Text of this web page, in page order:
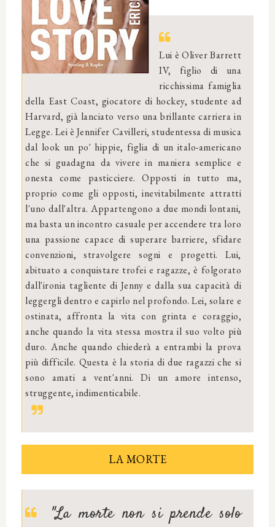
Lui è Oliver Barrett
IV, figlio di una
ricchissima famiglia
della East Coast, giocatore di hockey, studente ad
Harvard, già lanciato verso una brillante carriera in
Legge. Lei è Jennifer Cavilleri, studentessa di musica
dal look un po' hippie, figlia di un italo-americano
che si guadagna da vivere in maniera semplice e
onesta come pasticciere. Opposti in tutto ma,
proprio come gli opposti, inevitabilmente attratti
l'uno dall'altra. Appartengono a due mondi lontani,
ma basta un incontro casuale per accendere tra loro
una passione capace di superare barriere, sfidare
convenzioni, stravolgere sogni e progetti. Lui,
abituato a conquistare trofei e ragazze, è folgorato
dall'ironia tagliente di Jenny e dalla sua capacità di
leggergli dentro e capirlo nel profondo. Lei, solare e
ostinata, affronta la vita con grinta e coraggio,
anche quando la vita stessa mostra il suo volto più
duro. Anche quando chiederà a entrambi la prova
più difficile. Questa è la storia di due ragazzi che si
sono amati a vent'anni. Di un amore intenso,
struggente, indimenticabile.
LA MORTE
"La morte non si prende solo